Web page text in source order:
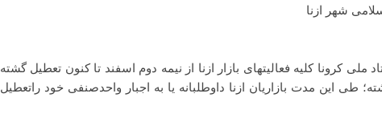
شهر ازنا
کرونا کلیه فعالیتهای بازار ازنا از نیمه دوم اسفند تا کنون تعطیل گشته
طی این مدت بازاریان ازنا داوطلبانه یا به اجبار واحدصنفی خود راتعطیل